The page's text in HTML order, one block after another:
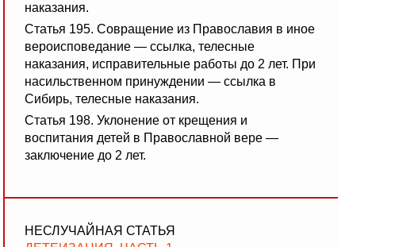
наказания.
Статья 195. Совращение из Православия в иное
вероисповедание — ссылка, телесные
наказания, исправительные работы до 2 лет. При
насильственном принуждении — ссылка в
Сибирь, телесные наказания.
Статья 198. Уклонение от крещения и
воспитания детей в Православной вере —
заключение до 2 лет.
НЕСЛУЧАЙНАЯ СТАТЬЯ